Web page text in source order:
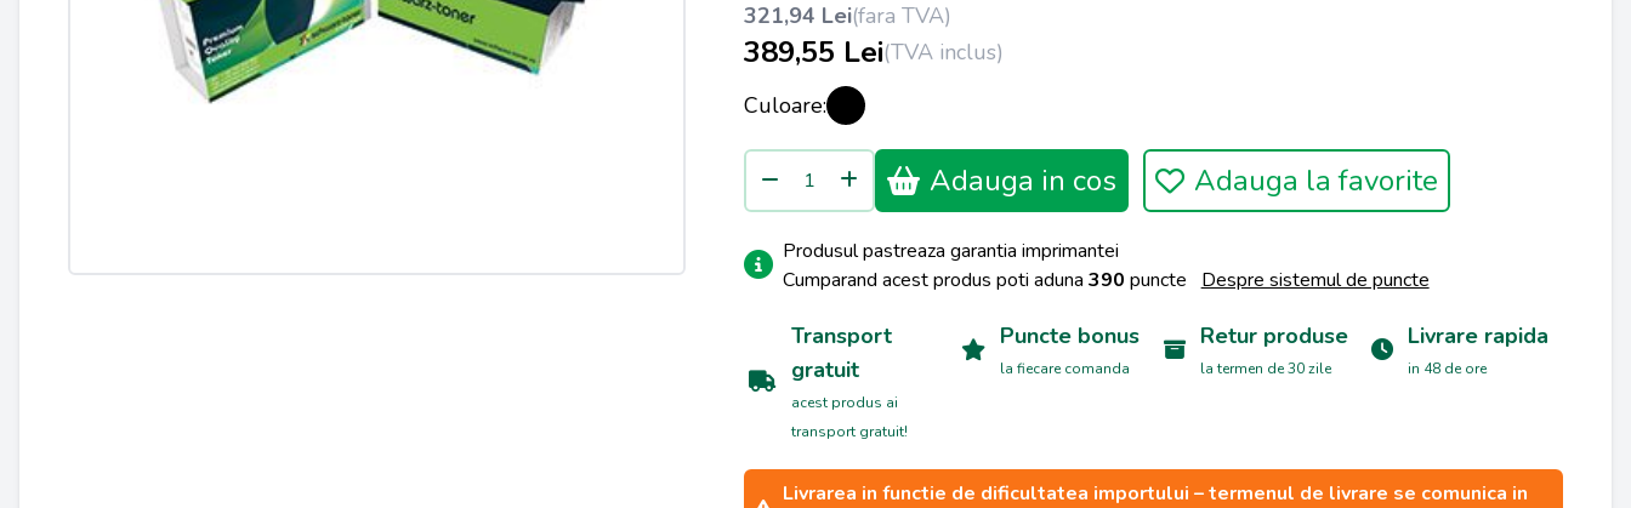
321,94 Lei(fara TVA)
389,55 Lei(TVA inclus)
Culoare:
Adauga in cos Adauga la favorite
Produsul pastreaza garantia imprimantei
Cumparand acest produs poti aduna 390 puncte Despre sistemul de puncte
Transport
gratuit
acest produs ai
transport gratuit!
Puncte bonus
la fiecare comanda
Retur produse
la termen de 30 zile
Livrare rapida
in 48 de ore
Livrarea in functie de dificultatea importului – termenul de livrare se comunica in